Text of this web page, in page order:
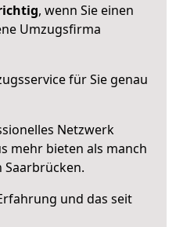
, wenn Sie einen
Umzugsfirma
für Sie genau
Netzwerk
mehr bieten als manch
und das seit